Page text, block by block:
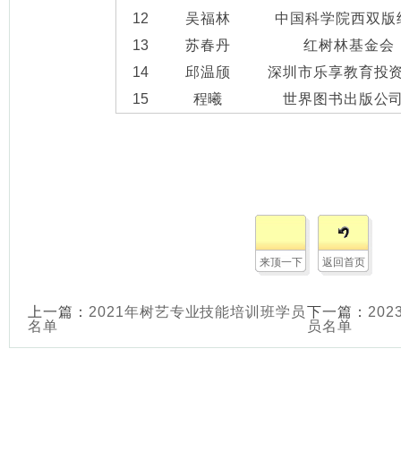
12
吴福林
中国科学院西双
13
苏春丹
红树林基金会
14
邱温颀
深圳市乐享教育投
15
程曦 世界图书出版公
来顶一下 返回首页
上一篇： 2021年树艺专业技能培训班学员
名单
下一篇：
员名单